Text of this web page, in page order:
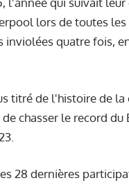
lors de toutes
quatre fois,
titré de l'histoire de
chasser le record du
28 dernières